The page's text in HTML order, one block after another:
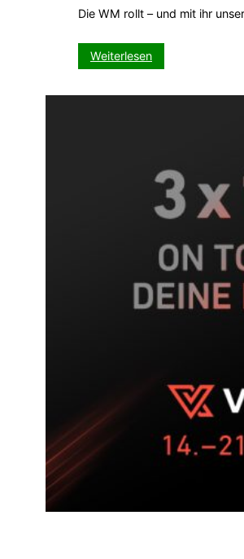
Die WM rollt – und mit ihr
Weiterlesen:
WM-
Push
auf
VISIT-